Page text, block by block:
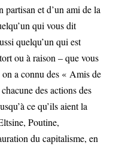
partisan et d’un ami de la
qui vous dit
quelqu’un qui est
ou à raison – que vous
on a connu des « Amis de
des actions des
ce qu’ils aient la
Poutine,
du capitalisme, en